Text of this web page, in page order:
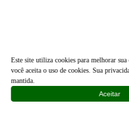
Este site utiliza cookies para melhorar
você aceita o uso de cookies. Sua
mantida.
Aceitar